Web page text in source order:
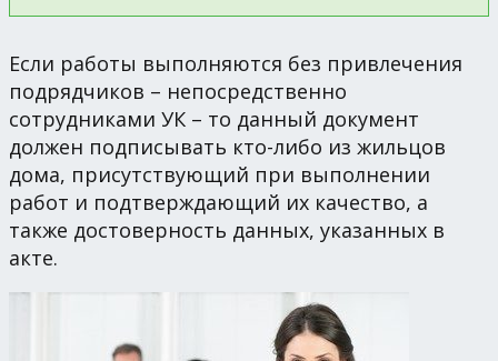
Если работы выполняются без привлечения
подрядчиков – непосредственно
сотрудниками УК – то данный документ
должен подписывать кто-либо из жильцов
дома, присутствующий при выполнении
работ и подтверждающий их качество, а
также достоверность данных, указанных в
акте.